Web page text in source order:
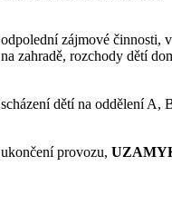
odpolední zájmové činnosti,
na zahradě, rozchody dětí
scházení dětí na oddělení A,
ukončení provozu,